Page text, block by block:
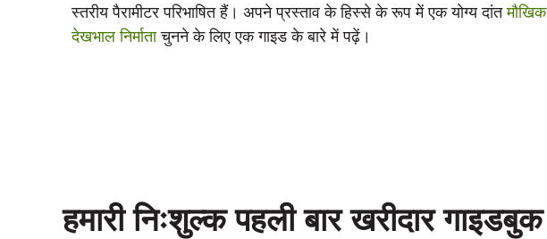
स्तरीय पैरामीटर परिभाषित हैं। अपने प्रस्ताव के हिस्से के रूप में एक योग्य दांतमौखिक
देखभाल निर्माताचुनने के लिए एक गाइड के बारे में पढ़ें।
हमारी निःशुल्क पहली बार खरीदार गाइडबुक